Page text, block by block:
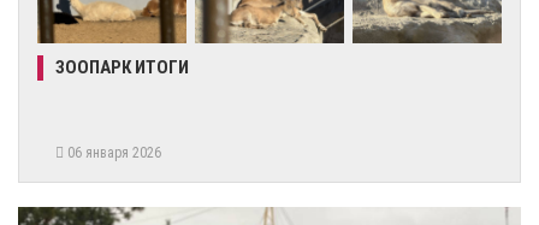
ЗООПАРК ИТОГИ
06 января 2026